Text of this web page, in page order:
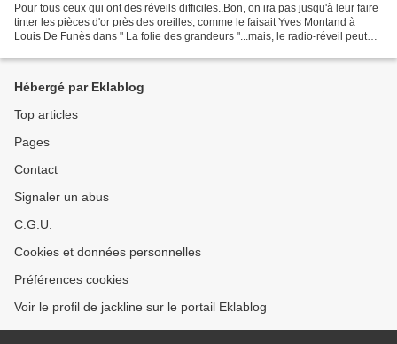
Pour tous ceux qui ont des réveils difficiles..Bon, on ira pas jusqu'à leur faire
tinter les pièces d'or près des oreilles, comme le faisait Yves Montand à
Louis De Funès dans " La folie des grandeurs "...mais, le radio-réveil peut
Hébergé par Eklablog
Top articles
Pages
Contact
Signaler un abus
C.G.U.
Cookies et données personnelles
Préférences cookies
Voir le profil de jackline sur le portail Eklablog